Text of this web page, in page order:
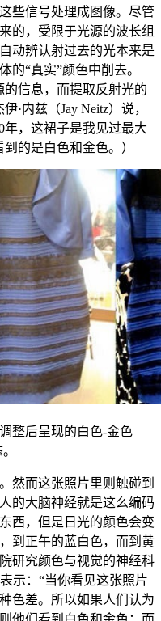
些信号处理成图像。尽管
的，受限于光源的波长组
动辨认射过去的光本来是
的“真实”颜色中削去。
信息，而提取反射光的
·内兹（Jay Neitz）说，
年，这裙子是我见过最大
的是白色和金色。）
整后呈现的白色-金色
然而这张照片里则触碰到
的大脑神经就是这么编码
西，但是日光的颜色会变
到正午的蓝白色，而到黄
研究颜色与视觉的神经科
示：“当你看见这张照片
色差。所以如果人们认为